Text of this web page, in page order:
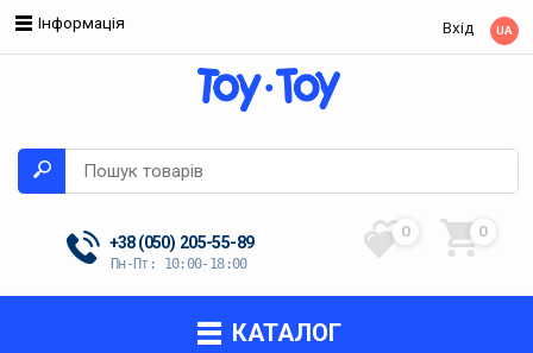
Інформація Вхід UA
+38 (050) 205-55-89
Пн-Пт: 10:00-18:00
0 0
КАТАЛОГ